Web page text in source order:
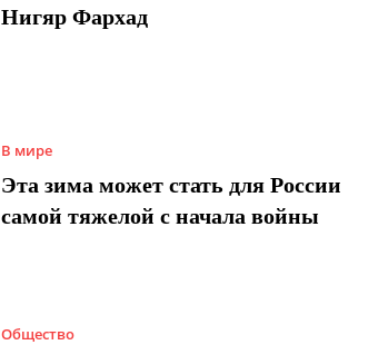
Нигяр Фархад
В мире
Эта зима может стать для России
самой тяжелой с начала войны
Общество